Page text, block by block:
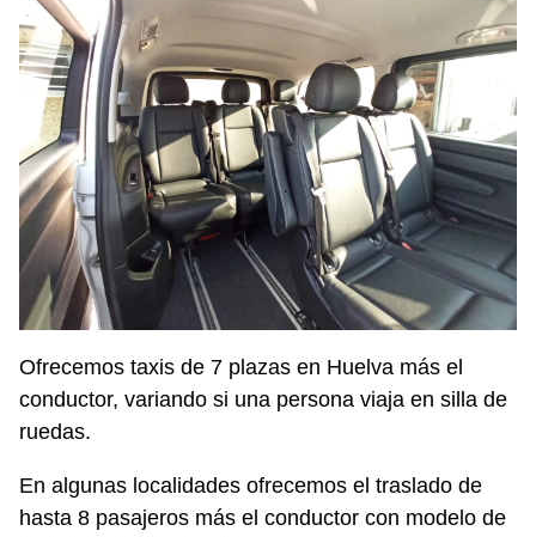
Ofrecemos taxis de 7 plazas en Huelva más el
conductor, variando si una persona viaja en silla de
ruedas.
En algunas localidades ofrecemos el traslado de
hasta 8 pasajeros más el conductor con modelo de